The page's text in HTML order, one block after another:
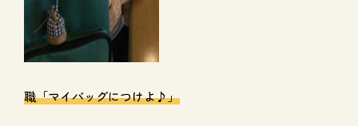
職「マイバッグにつけよ♪」